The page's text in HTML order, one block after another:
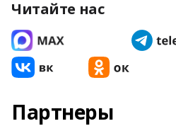
Читайте нас
Партнеры